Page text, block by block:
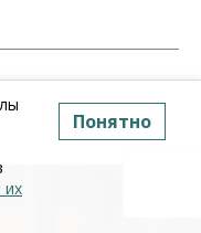
их
Понятно